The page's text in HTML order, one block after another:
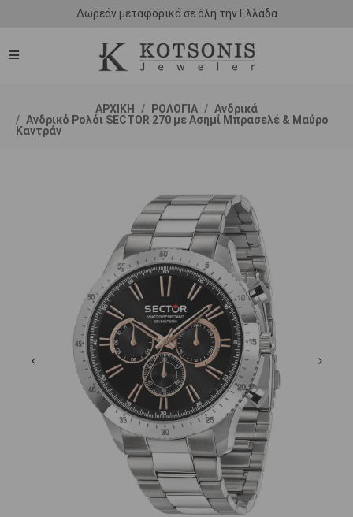
Δωρεάν μεταφορικά σε όλη την Ελλάδα
ΑΡΧΙΚΗ ΡΟΛΟΓΙΑ
Ανδρικά
Ανδρικό Ρολόι SECTOR 270 με Ασημί Μπρασελέ & Μαύρο
Καντράν